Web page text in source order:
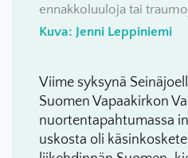
ennakkoluuloja tai
Kuva: Jenni Leppiniemi
Viime syksynä
Suomen Vapaakirkon
nuortentapahtumassa
uskosta oli